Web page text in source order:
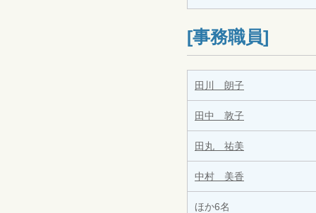
[事務職員]
田川 朗子
田中 敦子
田丸 祐美
中村 美香
ほか6名